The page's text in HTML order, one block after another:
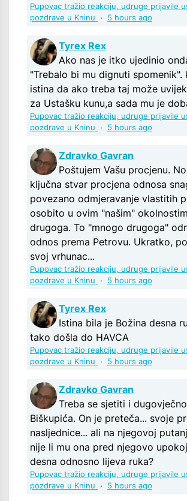
Pupovac tražio reakciju, udruge prijavile
pozdrave u Kninu
· 5 hours ago
Tyrex Rex
Ako nas je itko ujedinio
"Trebalo bi mu dignuti spomenik".
istina da ako treba taj može
za Ustašku kunu,a sada mu je
Pupovac tražio reakciju, udruge prijavile
pozdrave u Kninu
· 5 hours ago
Zdravko Gavran
Poštujem Vašu procjenu.
ključna stvar procjena odnosa
povezano odmjeravanje vlastitih
osobito u ovim "našim"
drugoga. To "mnogo drugoga"
odnos prema Petrovu. Ukratko,
svoj vrhunac...
Pupovac tražio reakciju, udruge prijavile
pozdrave u Kninu
· 5 hours ago
Tyrex Rex
Istina bila je Božina desna
tako došla do HAVCA
Pupovac tražio reakciju, udruge prijavile
pozdrave u Kninu
· 5 hours ago
Zdravko Gavran
Treba se sjetiti i
Biškupića. On je preteča... svoje
nasljednice... ali na njegovoj
nije li mu ona pred njegovo
desna odnosno lijeva ruka?
Pupovac tražio reakciju, udruge prijavile
pozdrave u Kninu
· 5 hours ago